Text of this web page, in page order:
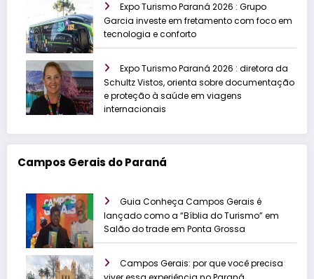
Expo Turismo Paraná 2026 : Grupo
Garcia investe em fretamento com foco em
tecnologia e conforto
Expo Turismo Paraná 2026 : diretora da
Schultz Vistos, orienta sobre documentação
e proteção à saúde em viagens
internacionais
Campos Gerais do Paraná
Guia Conheça Campos Gerais é
lançado como a “Bíblia do Turismo” em
Salão do trade em Ponta Grossa
Campos Gerais: por que você precisa